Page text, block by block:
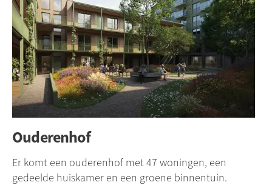
Ouderenhof
Er komt een ouderenhof met 47 woningen, een
gedeelde huiskamer en een groene binnentuin.